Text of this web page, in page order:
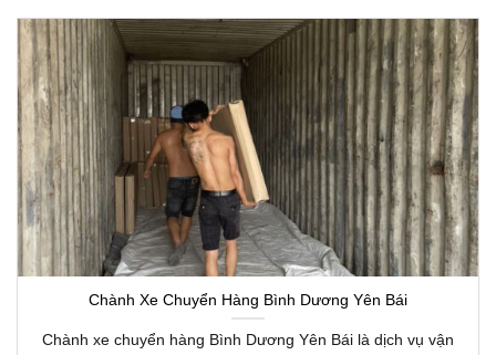
Chành Xe Chuyển Hàng Bình Dương Yên Bái
Chành xe chuyển hàng Bình Dương Yên Bái là dịch vụ vận